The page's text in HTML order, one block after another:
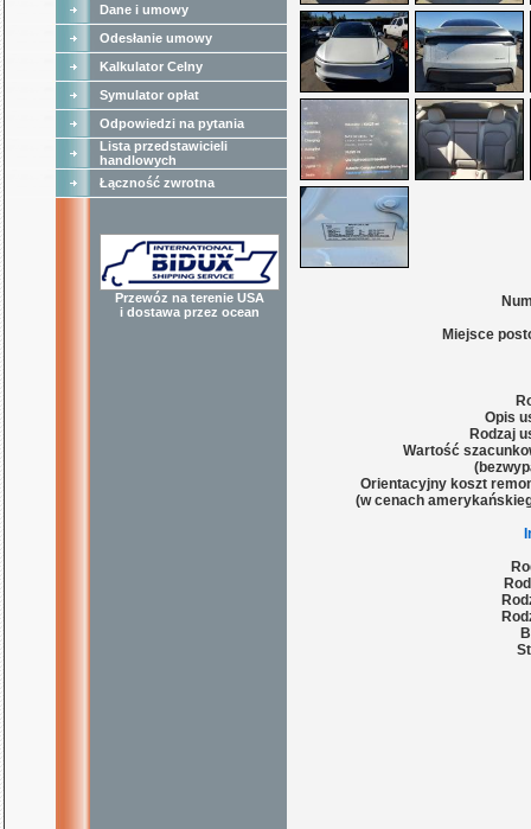
Dane i umowy
Odesłanie umowy
Kalkulator Celny
Symulator opłat
Odpowiedzi na pytania
Lista przedstawicieli
handlowych
Łączność zwrotna
Przewóz na terenie USA
i dostawa przez ocean
Miejsce
Opis
Rodzaj
Wartość
Orientacyjny koszt
(w cenach